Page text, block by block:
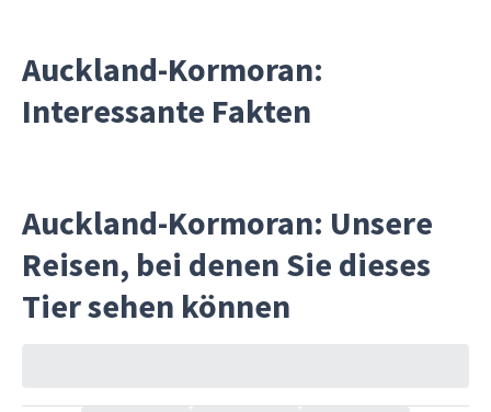
Auckland-Kormoran:
Interessante Fakten
Auckland-Kormoran: Unsere
Reisen, bei denen Sie dieses
Tier sehen können